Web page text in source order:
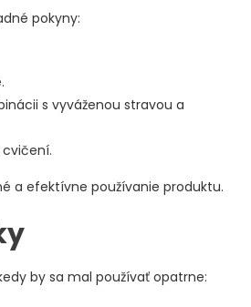
pokyny:
s vyváženou stravou a
a efektívne používanie produktu.
by sa mal používať opatrne: